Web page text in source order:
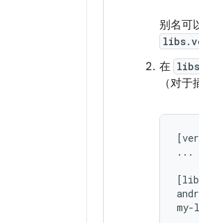
别名可
在
（对
...